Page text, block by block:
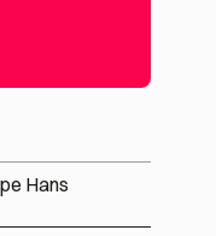
Hans